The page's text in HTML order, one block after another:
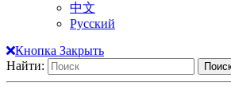
中文
Русский
Кнопка Закрыть
Найти: